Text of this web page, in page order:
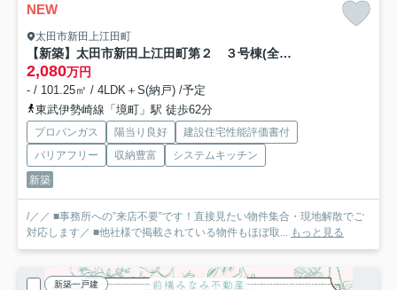
NEW
太田市新田上江田町
【新築】太田市新田上江田町第２ ３号棟(全４棟) クレイドルガーデン 新築建売分譲
2,080万円
- / 101.25㎡ / 4LDK＋S(納戸) /予定
東武伊勢崎線「境町」駅 徒歩62分
プロパンガス 陽当り良好
建設住宅性能評価書付
バリアフリー
収納豊富
システムキッチン
新築
/／／ ■事務所への”来店不要”です！直接見たい物件集合・現地解散でご
対応します／ ■他社様で掲載されている物件もほぼ取...
もっと見る
新築一戸建